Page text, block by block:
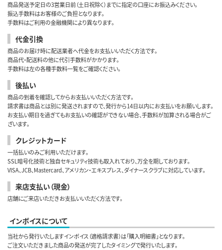
商品発送予定日の3営業日前（土日祝除く）までに指定の口座にお振込みください。
振込手数料はお客様のご負担となります。
手数料はご利用の金融機関により異なります。
代金引換
商品のお届け時に配送業者へ代金をお支払いいただく方法です。
商品代・配送料の他に代引手数料がかかります。
手数料は左の各種手数料一覧をご確認ください。
後払い
商品の到着を確認してからお支払いいただく方法です。
請求書は商品とは別に発送されますので、発行から14日以内にお支払いをお願いします。
お支払い期日を過ぎてもお支払いの確認ができない場合、手数料が加算される場合がご
ざいます。
クレジットカード
一括払いのみご利用いただけます。
SSL暗号化技術と独自セキュリティ技術も取入れており、万全を期しております。
VISA、JCB、Mastercard、アメリカン・エキスプレス、ダイナースクラブに対応しています。
来店支払い（現金）
店舗にご来店いただきお支払いいただく方法です。
インボイスについて
当社から発行いたしますインボイス（適格請求書）は「購入明細書」となります。
ご注文いただきました商品の発送が完了したタイミングで発行いたします。